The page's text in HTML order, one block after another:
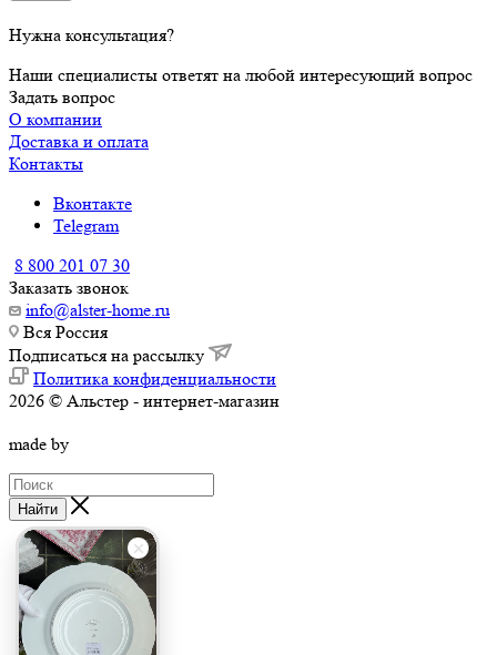
Нужна консультация?
Наши специалисты ответят на любой интересующий вопрос
Задать вопрос
О компании
Доставка и оплата
Контакты
Вконтакте
Telegram
8 800 201 07 30
Заказать звонок
info@alster-home.ru
Вся Россия
Подписаться на рассылку
Политика конфиденциальности
2026 © Альстер - интернет-магазин
made by
Найти